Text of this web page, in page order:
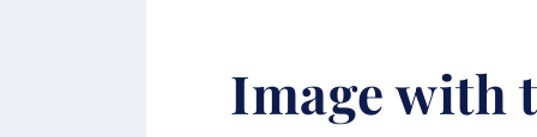
Image with